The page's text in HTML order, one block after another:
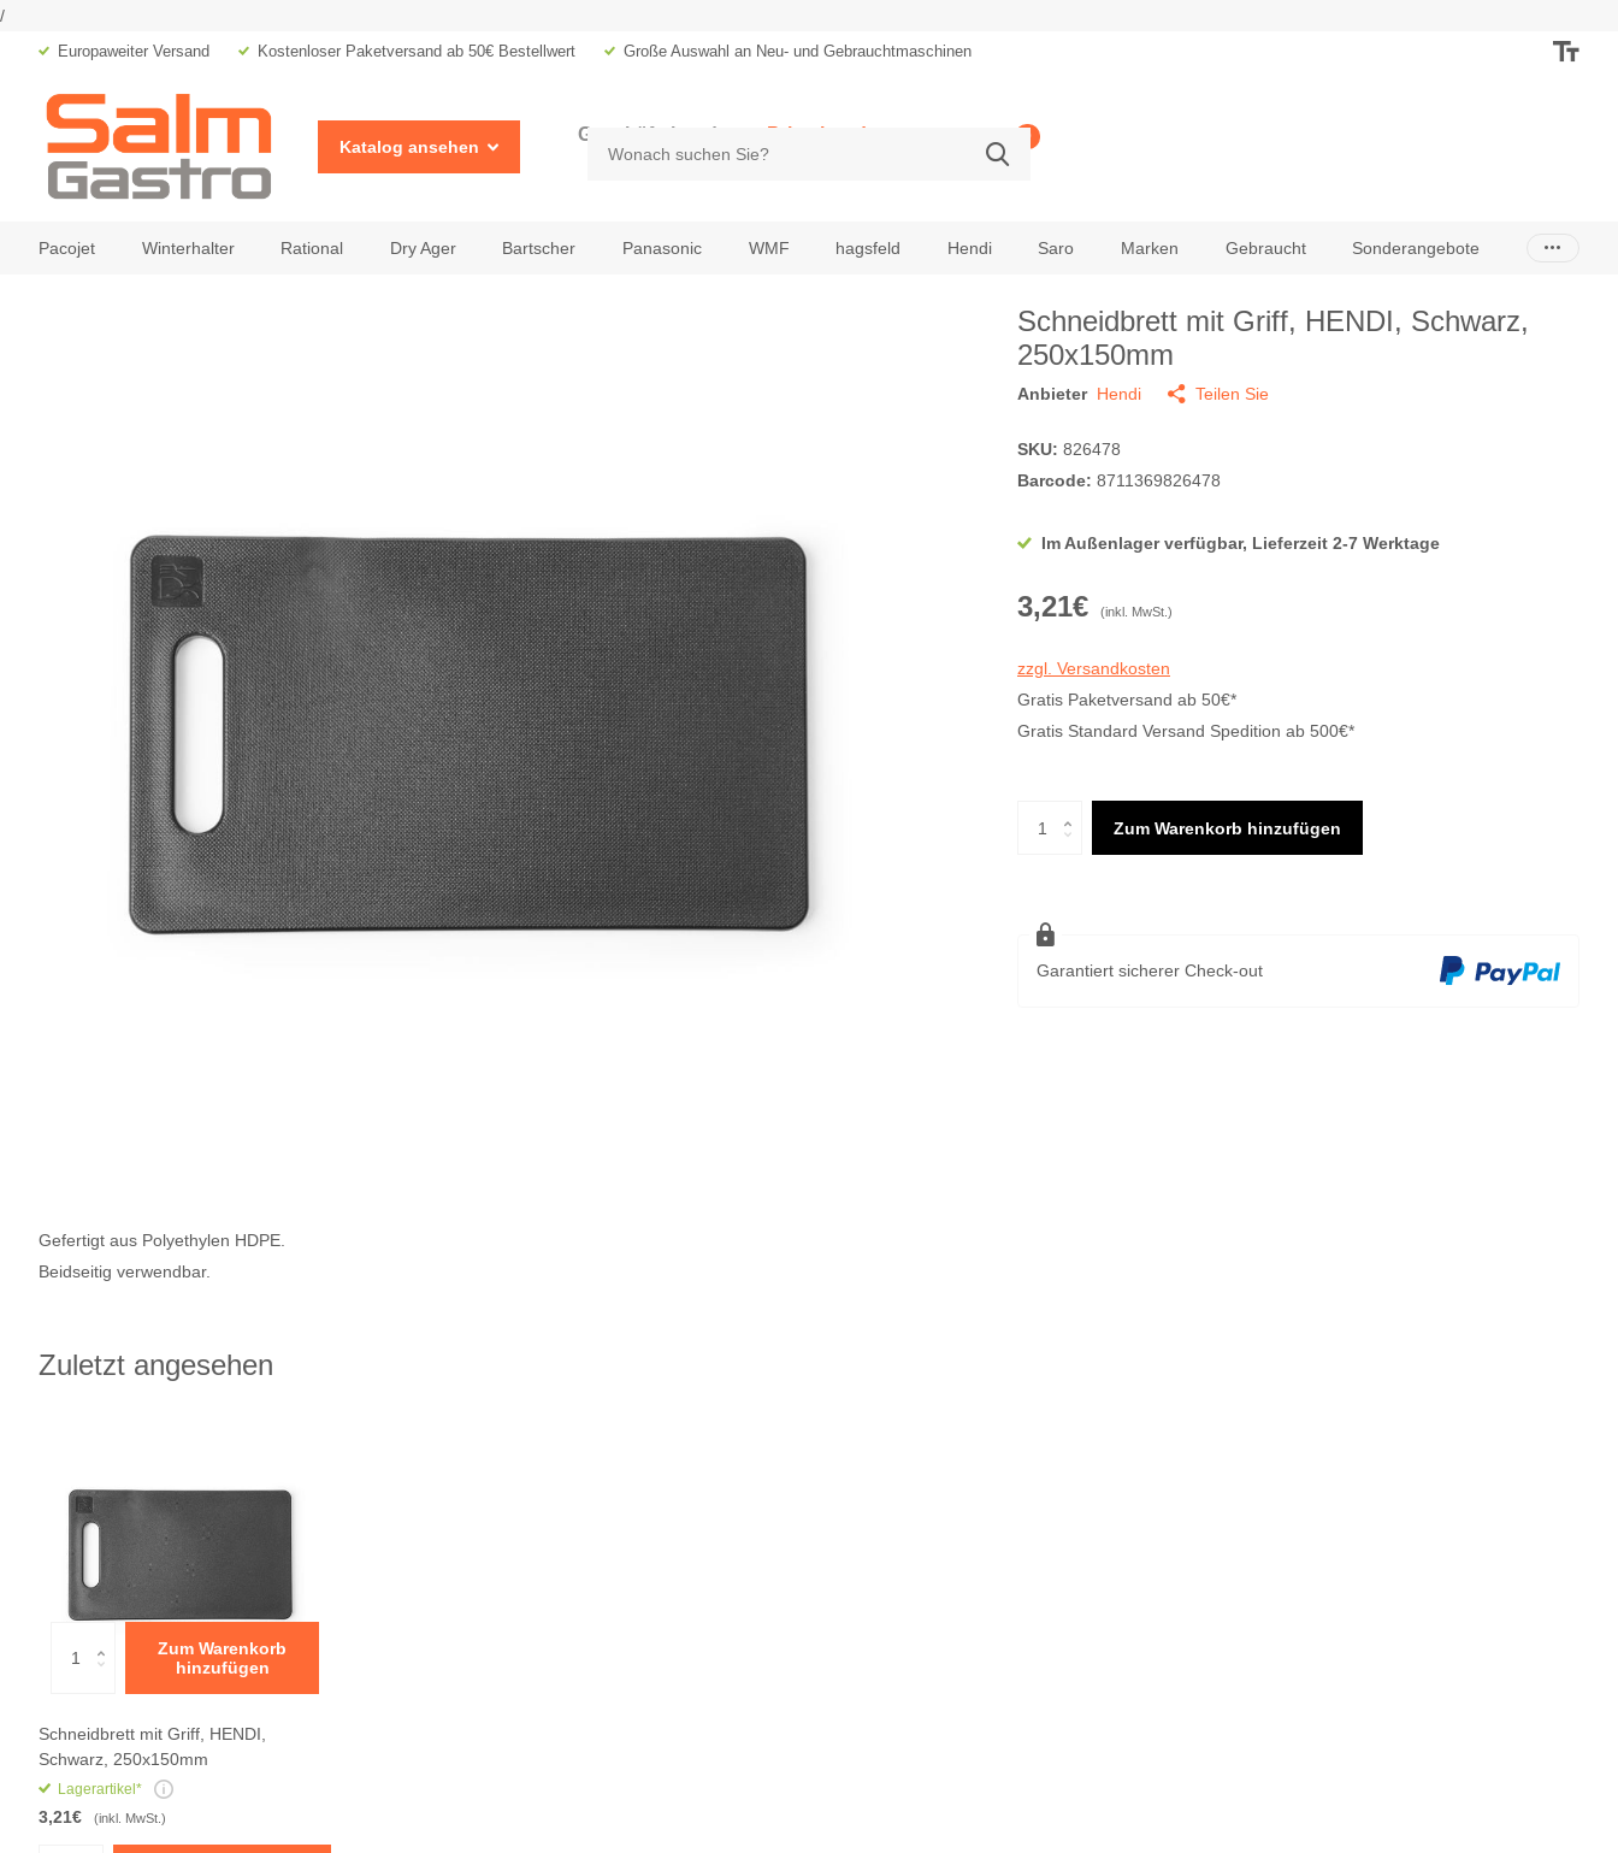
/
Europaweiter Versand Kostenloser Paketversand ab 50€ Bestellwert Große Auswahl an Neu- und Gebrauchtmaschinen
Katalog ansehen
Geschäftskunde
zzgl. MwSt.
Privatkunde 0
Pacojet Winterhalter Rational Dry Ager Bartscher Panasonic WMF hagsfeld Hendi Saro Marken Gebraucht Sonderangebote
Gefertigt aus Polyethylen HDPE.
Beidseitig verwendbar.
Schneidbrett mit Griff, HENDI, Schwarz,
250x150mm
Anbieter Hendi Teilen Sie
SKU: 826478
Barcode: 8711369826478
Im Außenlager verfügbar, Lieferzeit 2-7 Werktage
3,21€ (inkl. MwSt.)
zzgl. Versandkosten
Gratis Paketversand ab 50€*
Gratis Standard Versand Spedition ab 500€*
Zum Warenkorb hinzufügen
Garantiert sicherer Check-out
Zuletzt angesehen
Zum Warenkorb
hinzufügen
Schneidbrett mit Griff, HENDI,
Schwarz, 250x150mm
Lagerartikel*
3,21€ (inkl. MwSt.)